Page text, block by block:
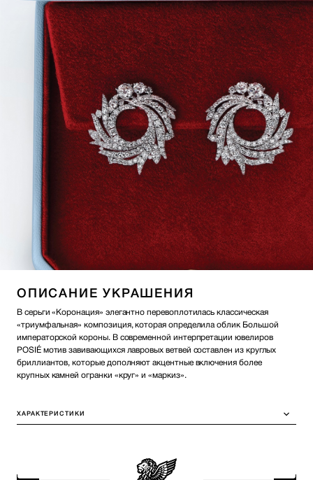
ОПИСАНИЕ УКРАШЕНИЯ
В серьги «Коронация» элегантно перевоплотилась классическая
«триумфальная» композиция, которая определила облик Большой
императорской короны. В современной интерпретации ювелиров
POSIÉ мотив завивающихся лавровых ветвей составлен из круглых
бриллиантов, которые дополняют акцентные включения более
крупных камней огранки «круг» и «маркиз».
ХАРАКТЕРИСТИКИ